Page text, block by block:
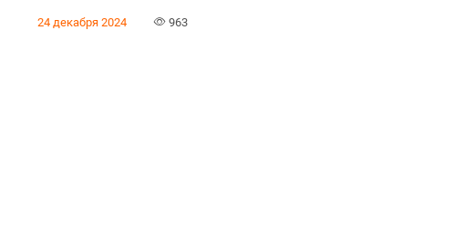
24 декабря 2024 963